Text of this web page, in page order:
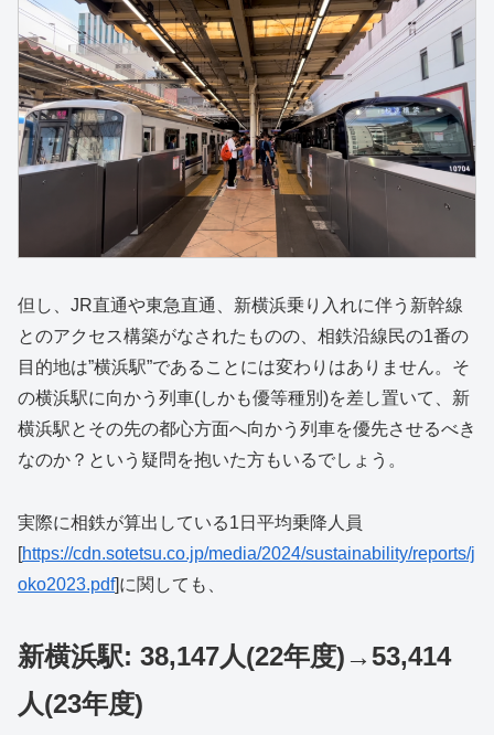
但し、JR直通や東急直通、新横浜乗り入れに伴う新幹線
とのアクセス構築がなされたものの、相鉄沿線民の1番の
目的地は”横浜駅”であることには変わりはありません。そ
の横浜駅に向かう列車(しかも優等種別)を差し置いて、新
横浜駅とその先の都心方面へ向かう列車を優先させるべき
なのか？という疑問を抱いた方もいるでしょう。
実際に相鉄が算出している1日平均乗降人員
[https://cdn.sotetsu.co.jp/media/2024/sustainability/reports/j
oko2023.pdf]に関しても、
新横浜駅: 38,147人(22年度)→53,414
人(23年度)